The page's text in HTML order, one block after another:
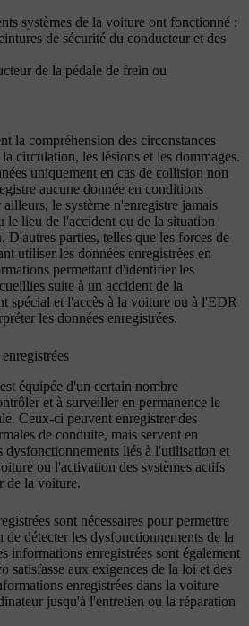
systèmes de la voiture ont fonctionné ;
de sécurité du conducteur et des
de la pédale de frein ou
la compréhension des circonstances
circulation, les lésions et les dommages.
uniquement en cas de collision non
aucune donnée en conditions
le système n'enregistre jamais
le lieu de l'accident ou de la situation
D'autres parties, telles que les forces de
utiliser les données enregistrées en
permettant d'identifier les
suite à un accident de la
spécial et l'accès à la voiture ou à l'EDR
les données enregistrées.
équipée d'un certain nombre
et à surveiller en permanence le
Ceux-ci peuvent enregistrer des
de conduite, mais servent en
dysfonctionnements liés à l'utilisation et
ou l'activation des systèmes actifs
de la voiture.
sont nécessaires pour permettre
détecter les dysfonctionnements de la
informations enregistrées sont également
satisfasse aux exigences de la loi et des
enregistrées dans la voiture
jusqu'à l'entretien ou la réparation